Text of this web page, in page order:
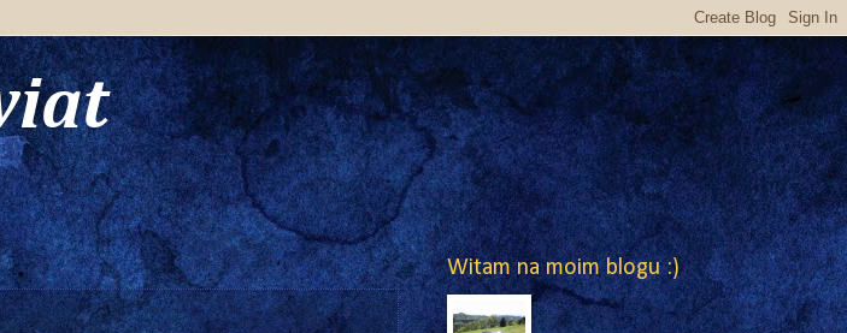
Witam na moim blogu :)